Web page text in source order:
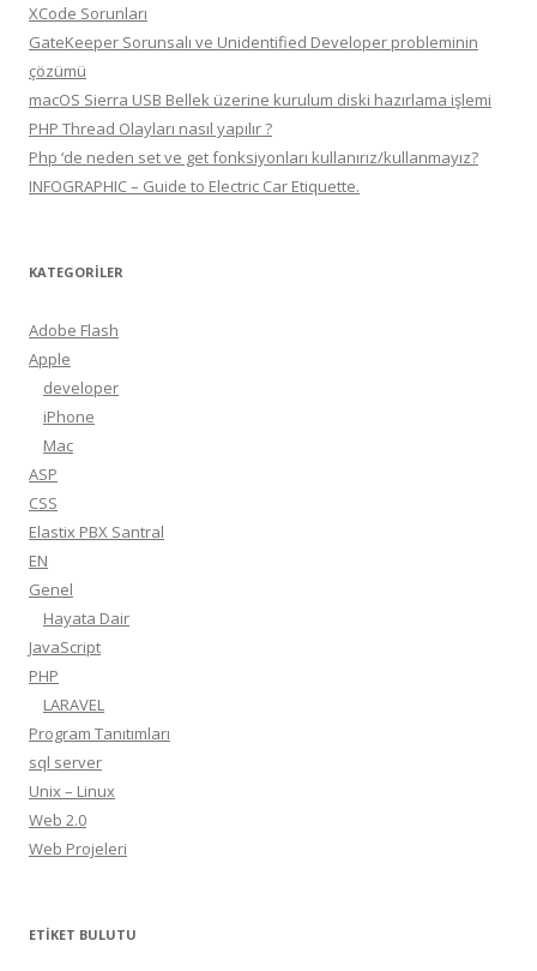
XCode Sorunları
GateKeeper Sorunsalı ve Unidentified Developer probleminin
çözümü
macOS Sierra USB Bellek üzerine kurulum diski hazırlama işlemi
PHP Thread Olayları nasıl yapılır ?
Php ‘de neden set ve get fonksiyonları kullanırız/kullanmayız?
INFOGRAPHIC – Guide to Electric Car Etiquette.
KATEGORILER
Adobe Flash
Apple
developer
iPhone
Mac
ASP
CSS
Elastix PBX Santral
EN
Genel
Hayata Dair
JavaScript
PHP
LARAVEL
Program Tanıtımları
sql server
Unix – Linux
Web 2.0
Web Projeleri
ETIKET BULUTU